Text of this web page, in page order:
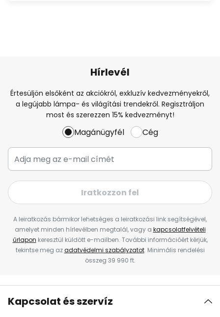
Hírlevél
Értesüljön elsőként az akciókról, exkluzív kedvezményekről,
a legújabb lámpa- és világítási trendekről. Regisztráljon
most és szerezzen 15% kedvezményt!
Magánügyfél Cég
Iratkozzon fel
A leiratkozás bármikor lehetséges a leiratkozási link segítségével,
amelyet minden hírlevélben megtalál, vagy a kapcsolatfelvételi
űrlapon keresztül küldött e-mailben. További információért kérjük,
tekintse meg azadatvédelmi szabályzatot. Minimális rendelési
összeg 39 990 ft.
Kapcsolat és szervíz